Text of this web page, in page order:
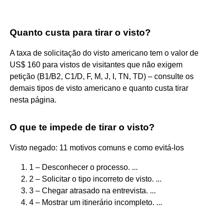
Quanto custa para tirar o visto?
A taxa de solicitação do visto americano tem o valor de
US$ 160 para vistos de visitantes que não exigem
petição (B1/B2, C1/D, F, M, J, I, TN, TD) – consulte os
demais tipos de visto americano e quanto custa tirar
nesta página.
O que te impede de tirar o visto?
Visto negado: 11 motivos comuns e como evitá-los
1 – Desconhecer o processo. ...
2 – Solicitar o tipo incorreto de visto. ...
3 – Chegar atrasado na entrevista. ...
4 – Mostrar um itinerário incompleto. ...